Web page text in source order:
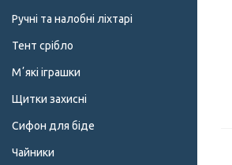
Ручні та налобні ліхтарі
Тент срібло
Мʼякі іграшки
Щитки захисні
Сифон для біде
Чайники